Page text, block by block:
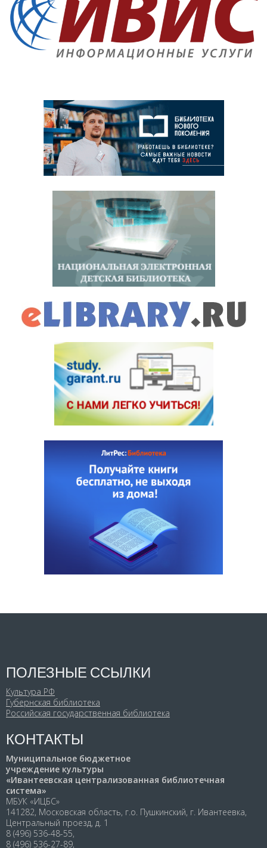
ПОЛЕЗНЫЕ ССЫЛКИ
Культура РФ
Губернская библиотека
Российская государственная библиотека
КОНТАКТЫ
Муниципальное бюджетное
учреждение культуры
«Ивантеевская централизованная библиотечная
система»
МБУК «ИЦБС»
141282, Московская область, г.о. Пушкинский, г. Ивантеевка,
Центральный проезд, д. 1
8 (496) 536-48-55,
8 (496) 536-27-89,